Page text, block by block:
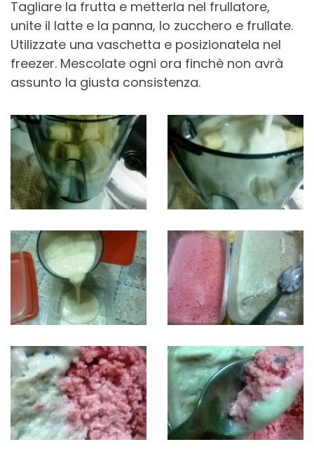
Tagliare la frutta e metterla nel frullatore,
unite il latte e la panna, lo zucchero e frullate.
Utilizzate una vaschetta e posizionatela nel
freezer. Mescolate ogni ora finchè non avrà
assunto la giusta consistenza.